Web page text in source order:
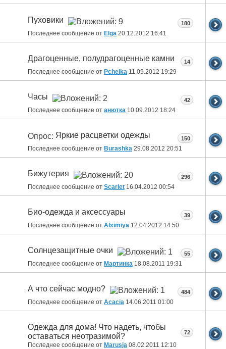
Пуховики
Последнее сообщение от Elga 20.12.2012 16:41
180
Драгоценные, полудрагоценные камни
Последнее сообщение от Pchelka 11.09.2012 19:29
14
Часы
Последнее сообщение от анютка 10.09.2012 18:24
42
Опрос: Яркие расцветки одежды
Последнее сообщение от Burashka 29.08.2012 20:51
150
Бижутерия
Последнее сообщение от Scarlet 16.04.2012 00:54
296
Био-одежда и аксессуары
Последнее сообщение от Alximiya 12.04.2012 14:50
39
Солнцезащитные очки
Последнее сообщение от Мартинка 18.08.2011 19:31
55
А что сейчас модно?
Последнее сообщение от Acacia 14.06.2011 01:00
484
Одежда для дома! Что надеть, чтобы
оставаться неотразимой?
Последнее сообщение от Marusja 08.02.2011 12:10
72